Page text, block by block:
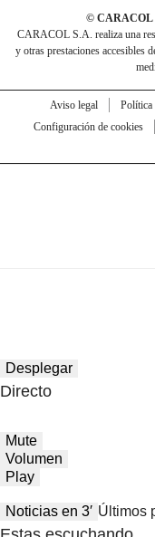
© CARACOL
CARACOL S.A. realiza una
y otras prestaciones accesibles
Aviso legal Política
Configuración de cookies
Desplegar
Directo
Mute
Volumen
Play
Noticias en 3′ Últimos